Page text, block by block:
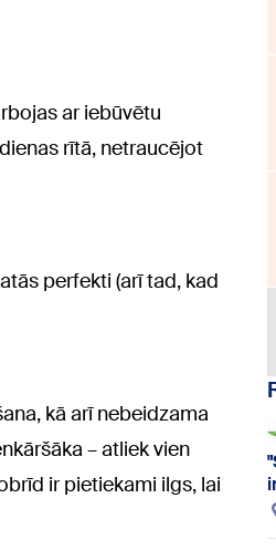
ar iebūvētu
rītā, netraucējot
perfekti (arī tad, kad
kā arī nebeidzama
– atliek vien
ir pietiekami ilgs, lai